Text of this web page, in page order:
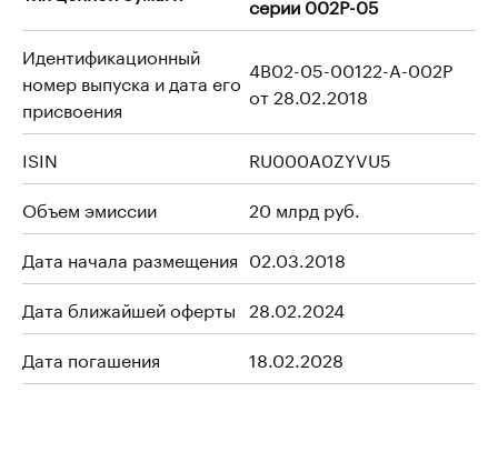
Идентификационный
номер выпуска и дата его
присвоения
4B02-05-00122-A-002P
от 28.02.2018
ISIN
RU000A0ZYVU5
Объем эмиссии
20 млрд руб.
Дата начала размещения 02.03.2018
Дата ближайшей оферты 28.02.2024
Дата погашения
18.02.2028